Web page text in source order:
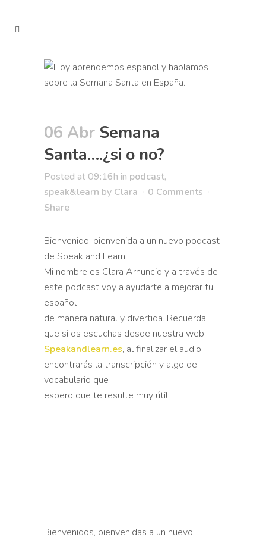
06 Abr Semana
Santa….¿si o no?
Posted at 09:16h in podcast,
speak&learn by Clara
0 Comments
Share
Bienvenido, bienvenida a un nuevo podcast
de Speak and Learn.
Mi nombre es Clara Arnuncio y a través de
este podcast voy a ayudarte a mejorar tu
español
de manera natural y divertida. Recuerda
que si os escuchas desde nuestra web,
Speakandlearn.es, al finalizar el audio,
encontrarás la transcripción y algo de
vocabulario que
espero que te resulte muy útil.
Bienvenidos, bienvenidas a un nuevo